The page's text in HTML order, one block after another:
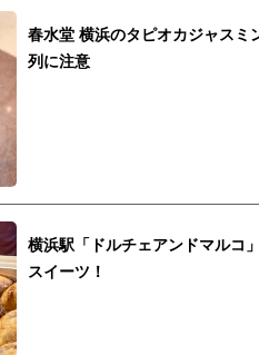
春水堂 横浜のタピオカジャスミ
列に注意
横浜駅「ドルチェアンドマルコ
スイーツ！